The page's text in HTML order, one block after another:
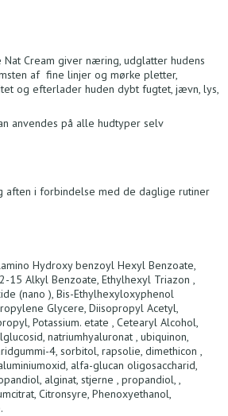
Nat Cream giver næring, udglatter hudens
af fine linjer og mørke pletter,
og efterlader huden dybt fugtet, jævn, lys,
anvendes på alle hudtyper selv
aften i forbindelse med de daglige rutiner
Hydroxy benzoyl Hexyl Benzoate,
15 Alkyl Benzoate, Ethylhexyl Triazon ,
(nano ), Bis-Ethylhexyloxyphenol
Glycere, Diisopropyl Acetyl,
Potassium. etate , Cetearyl Alcohol,
natriumhyaluronat , ubiquinon,
4, sorbitol, rapsolie, dimethicon ,
alfa-glucan oligosaccharid,
alginat, stjerne , propandiol, ,
Citronsyre, Phenoxyethanol,